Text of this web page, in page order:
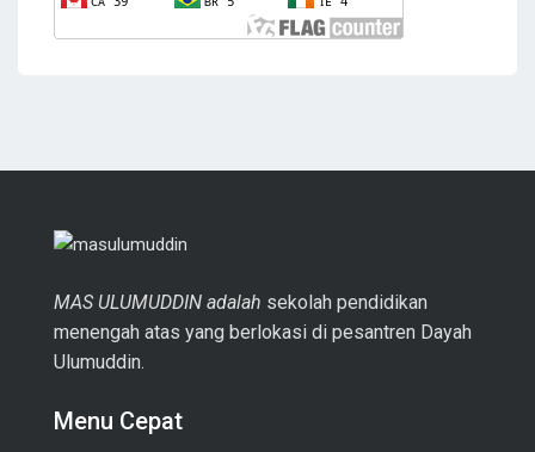
MAS ULUMUDDIN adalah sekolah pendidikan
menengah atas yang berlokasi di pesantren Dayah
Ulumuddin.
Menu Cepat